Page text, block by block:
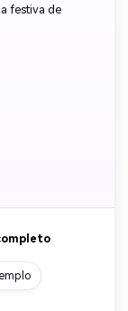
festiva de